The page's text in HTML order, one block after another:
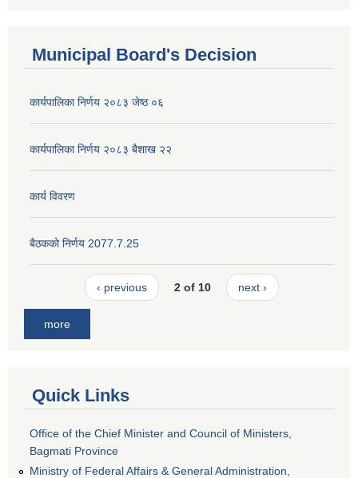
Municipal Board's Decision
कार्यपालिका निर्णय २०८३ जेष्ठ ०६
कार्यपालिका निर्णय २०८३ बैशाख २२
कार्य विवरण
बैठकको निर्णय 2077.7.25
‹ previous 2 of 10 next ›
more
Quick Links
Office of the Chief Minister and Council of Ministers,
Bagmati Province
Ministry of Federal Affairs & General Administration,